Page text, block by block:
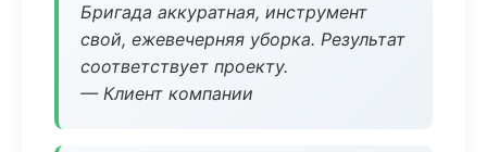
Бригада аккуратная, инструмент
свой, ежевечерняя уборка. Результат
соответствует проекту.
— Клиент компании